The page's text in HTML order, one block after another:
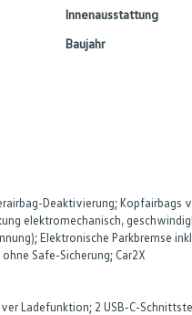
Innenausstattung
Baujahr
Deaktivierung;
elektromechanisch,
Elektronische Parkbremse
Safe-Sicherung; Car2X
2 USB-C-